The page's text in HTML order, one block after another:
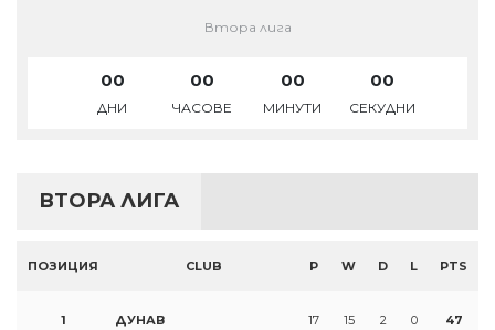
Втора лига
00
ДНИ
00
ЧАСОВЕ
00
МИНУТИ
00
СЕКУДНИ
ВТОРА ЛИГА
ПОЗИЦИЯ CLUB P W D L PTS
1 ДУНАВ 17 15 2 0 47